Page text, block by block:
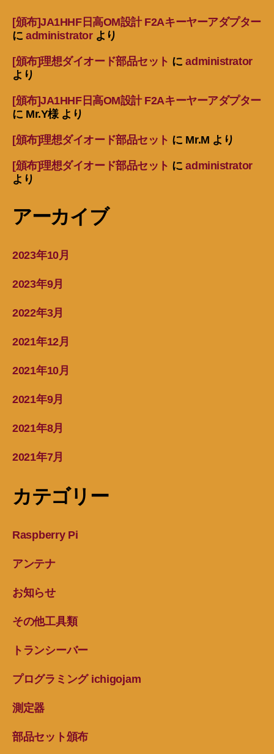
[頒布]JA1HHF日高OM設計 F2Aキーヤーアダプター
にadministratorより
[頒布]理想ダイオード部品セット にadministrator
より
[頒布]JA1HHF日高OM設計 F2Aキーヤーアダプター
に Mr.Y様より
[頒布]理想ダイオード部品セット に Mr.M より
[頒布]理想ダイオード部品セット にadministrator
より
アーカイブ
2023年10月
2023年9月
2022年3月
2021年12月
2021年10月
2021年9月
2021年8月
2021年7月
カテゴリー
Raspberry Pi
アンテナ
お知らせ
その他工具類
トランシーバー
プログラミング ichigojam
測定器
部品セット頒布